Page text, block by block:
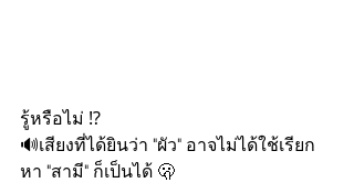
รู้หรือไม่ ⁉️
🔊เสียงที่ได้ยินว่า "ผัว" อาจไม่ได้ใช้เรียก
หา "สามี" ก็เป็นได้ 🫢